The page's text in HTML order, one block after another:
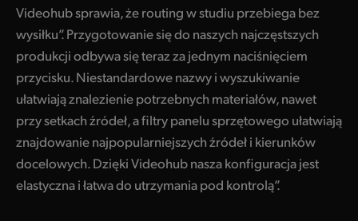
Videohub sprawia, że routing w studiu przebiega bez
wysiłku”. Przygotowanie się do naszych najczęstszych
produkcji odbywa się teraz za jednym naciśnięciem
przycisku. Niestandardowe nazwy i wyszukiwanie
ułatwiają znalezienie potrzebnych materiałów, nawet
przy setkach źródeł, a filtry panelu sprzętowego ułatwiają
znajdowanie najpopularniejszych źródeł i kierunków
docelowych. Dzięki Videohub nasza konfiguracja jest
elastyczna i łatwa do utrzymania pod kontrolą”.